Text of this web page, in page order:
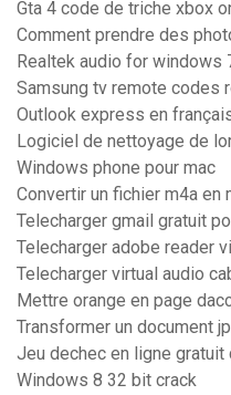
Gta 4 code de triche xbox
Comment prendre des
Realtek audio for windows
Samsung tv remote codes
Outlook express en
Logiciel de nettoyage de
Windows phone pour mac
Convertir un fichier m4a en
Telecharger gmail gratuit
Telecharger adobe reader
Telecharger virtual audio
Mettre orange en page
Transformer un document
Jeu dechec en ligne gratuit
Windows 8 32 bit crack